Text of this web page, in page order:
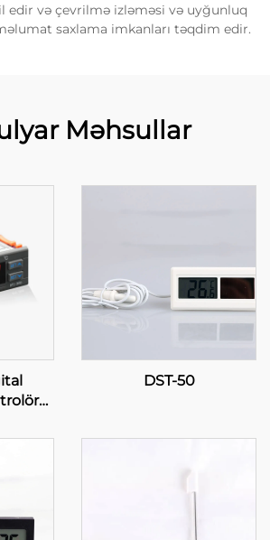
edir və çevrilmə izləməsi və uyğunluq
saxlama imkanları təqdim edir.
Məhsullar
DST-50